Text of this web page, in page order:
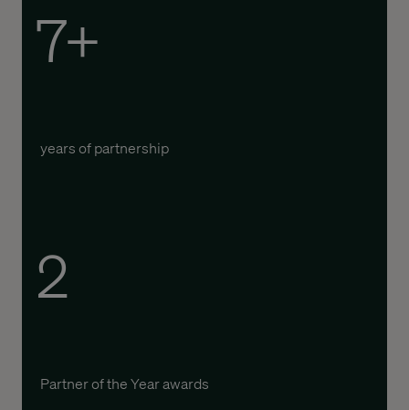
7+
years of partnership
2
Partner of theYear awards